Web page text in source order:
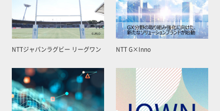
NTTジャパンラグビー リーグワン NTT G×Inno